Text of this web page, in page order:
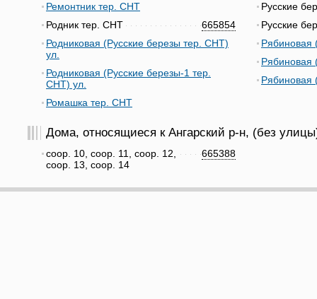
Ремонтник тер. СНТ
665854
Родник тер. СНТ
Родниковая (Русские березы тер. СНТ)
ул.
Родниковая (Русские березы-1 тер.
СНТ) ул.
Ромашка тер. СНТ
Русские
Русские
Рябиновая
Рябиновая
Рябиновая
Дома, относящиеся к Ангарский р-н, (без
665388
соор. 10, соор. 11, соор. 12,
соор. 13, соор. 14